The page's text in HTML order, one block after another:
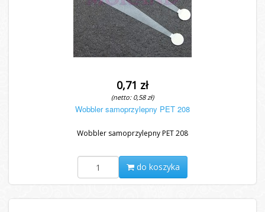
0,71 zł
(netto: 0,58 zł)
Wobbler samoprzylepny PET 208
Wobbler samoprzylepny PET 208
do koszyka